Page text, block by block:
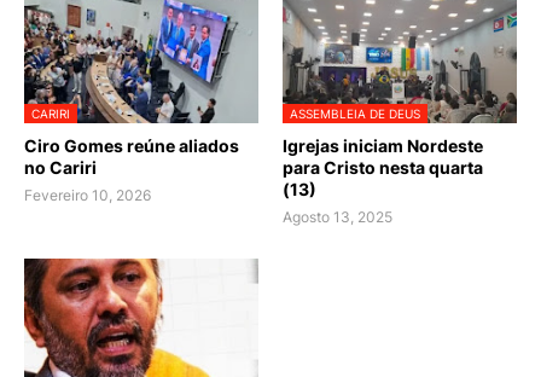
CARIRI
Ciro Gomes reúne aliados
no Cariri
Fevereiro 10, 2026
ASSEMBLEIA DE DEUS
Igrejas iniciam Nordeste
para Cristo nesta quarta
(13)
Agosto 13, 2025